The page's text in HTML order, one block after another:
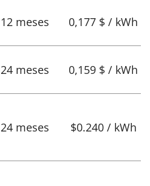
12 meses 0,177 $ / kWh
24 meses 0,159 $ / kWh
24 meses $0.240 / kWh